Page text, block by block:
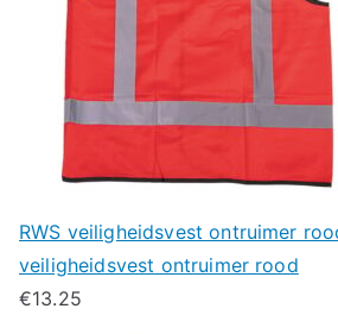
RWS veiligheidsvest ontruimer
veiligheidsvest ontruimer rood
€13.25